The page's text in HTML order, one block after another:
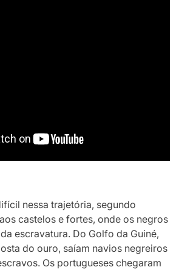
nessa trajetória, segundo
castelos e fortes, onde os negros
escravatura. Do Golfo da Guiné,
do ouro, saíam navios negreiros
Os portugueses chegaram